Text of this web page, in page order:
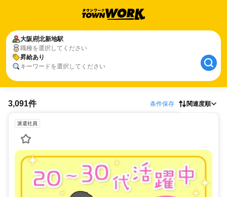
大阪府北新地駅
職種を選択してください
昇給あり
キーワードを選択してください
3,091件 条件保存 関連度順
派遣社員